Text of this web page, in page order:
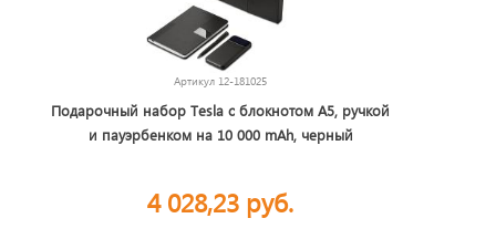
Артикул 12-181025
Подарочный набор Tesla с блокнотом А5, ручкой
и пауэрбенком на 10 000 mAh, черный
4 028,23 руб.